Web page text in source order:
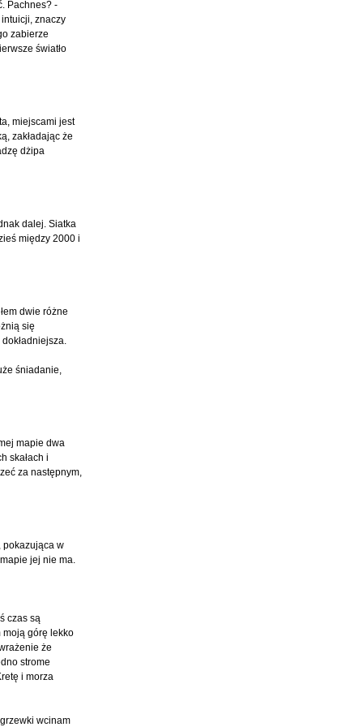
Pachnes? -
znaczy
zabierze
światło
miejscami jest
zakładając że
dżipa
dalej. Siatka
między 2000 i
dwie różne
się
śniadanie,
mapie dwa
skałach i
za następnym,
pokazująca w
jej nie ma.
czas są
moją górę lekko
że
strome
i morza
wcinam